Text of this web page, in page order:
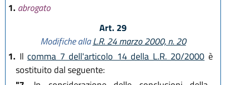
1. abrogato
Art. 29
Modifiche allaL.R. 24 marzo 2000, n. 20
1. Il comma 7 dell'articolo 14 della L.R. 20/2000 è
sostituito dal seguente: